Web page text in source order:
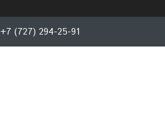
+7 (727) 294-25-91